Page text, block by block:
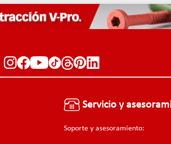
Servicio y
Soporte y asesoramiento: